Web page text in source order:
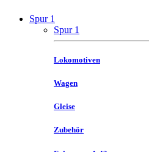
Spur 1
Spur 1
Lokomotiven
Wagen
Gleise
Zubehör